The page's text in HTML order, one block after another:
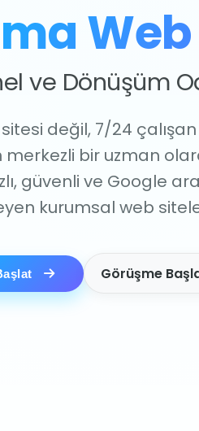
ve Dönüşüm
değil, 7/24
bir uzman
güvenli ve Google
kurumsal web
Görüşme